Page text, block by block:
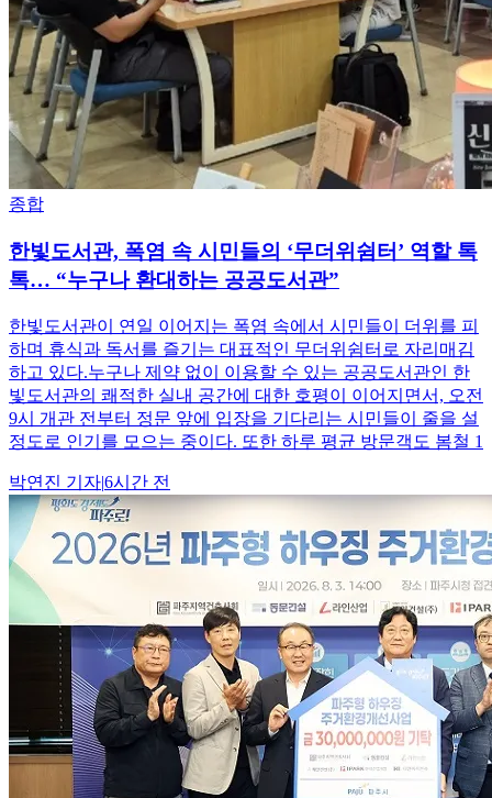
종합
한빛도서관, 폭염 속 시민들의 ‘무더위쉼터’ 역할 톡
톡… “누구나 환대하는 공공도서관”
한빛도서관이 연일 이어지는 폭염 속에서 시민들이 더위를 피
하며 휴식과 독서를 즐기는 대표적인 무더위쉼터로 자리매김
하고 있다.누구나 제약 없이 이용할 수 있는 공공도서관인 한
빛도서관의 쾌적한 실내 공간에 대한 호평이 이어지면서, 오전
9시 개관 전부터 정문 앞에 입장을 기다리는 시민들이 줄을 설
정도로 인기를 모으는 중이다. 또한 하루 평균 방문객도 봄철 1
박연진 기자|6시간 전